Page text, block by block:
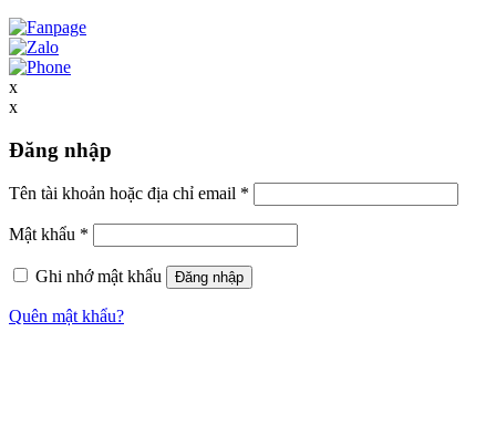
x
x
Đăng nhập
Tên tài khoản hoặc địa chỉ email *
Mật khẩu *
Ghi nhớ mật khẩu Đăng nhập
Quên mật khẩu?